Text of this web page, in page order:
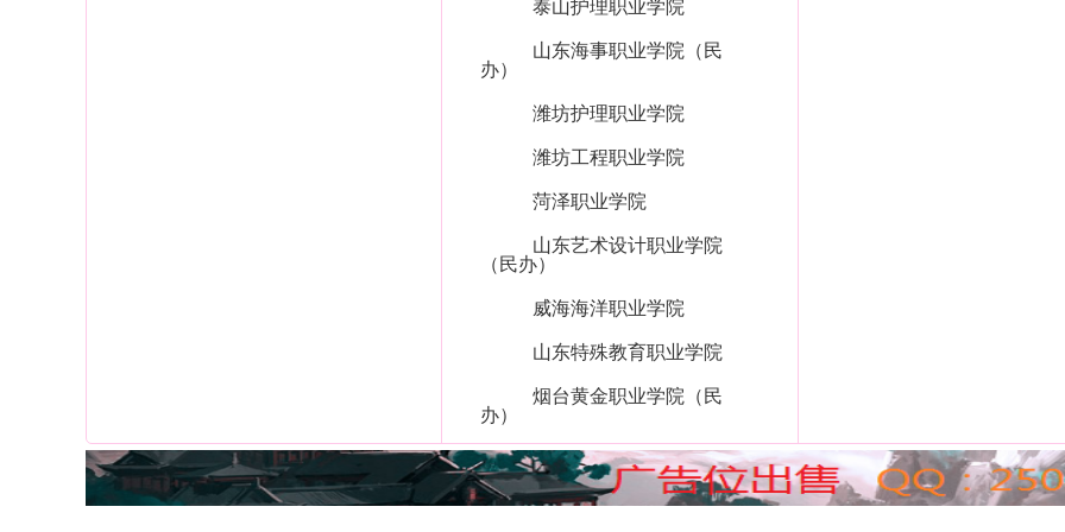
泰山护理职业学院
山东海事职业学院（民
办）
潍坊护理职业学院
潍坊工程职业学院
菏泽职业学院
山东艺术设计职业学院
（民办）
威海海洋职业学院
山东特殊教育职业学院
烟台黄金职业学院（民
办）